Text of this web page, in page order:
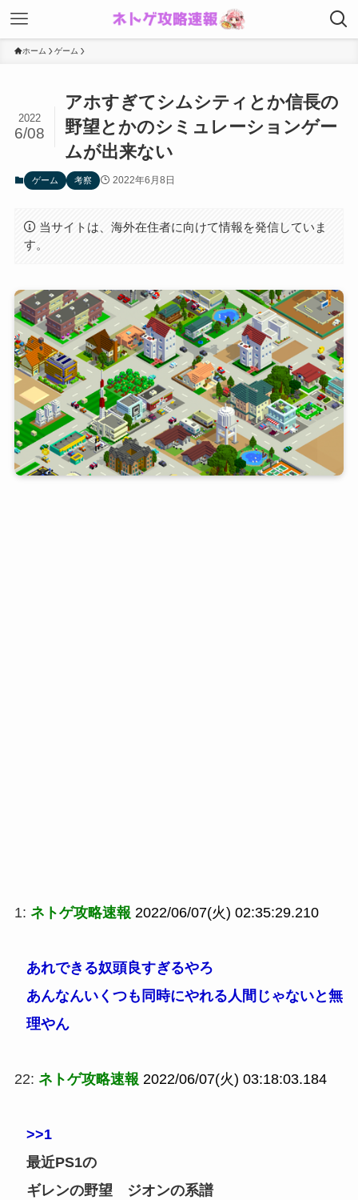
ホーム ゲーム
アホすぎてシムシティとか信長の
野望とかのシミュレーションゲー
ムが出来ない
2022
6/08
ゲーム 考察 2022年6月8日
当サイトは、海外在住者に向けて情報を発信していま
す。
1: ネトゲ攻略速報 2022/06/07(火) 02:35:29.210
あれできる奴頭良すぎるやろ
あんなんいくつも同時にやれる人間じゃないと無
理やん
22: ネトゲ攻略速報 2022/06/07(火) 03:18:03.184
>>1
最近PS1の
ギレンの野望 ジオンの系譜